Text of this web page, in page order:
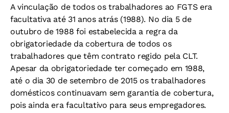
A vinculação de todos os trabalhadores ao FGTS era
facultativa até 31 anos atrás (1988). No dia 5 de
outubro de 1988 foi estabelecida a regra da
obrigatoriedade da cobertura de todos os
trabalhadores que têm contrato regido pela CLT.
Apesar da obrigatoriedade ter começado em 1988,
até o dia 30 de setembro de 2015 os trabalhadores
domésticos continuavam sem garantia de cobertura,
pois ainda era facultativo para seus empregadores.